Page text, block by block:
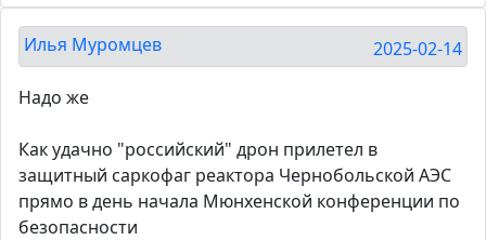
Илья Муромцев 2025-02-14
Надо же
Как удачно "российский" дрон прилетел в
защитный саркофаг реактора Чернобольской АЭС
прямо в день начала Мюнхенской конференции по
безопасности